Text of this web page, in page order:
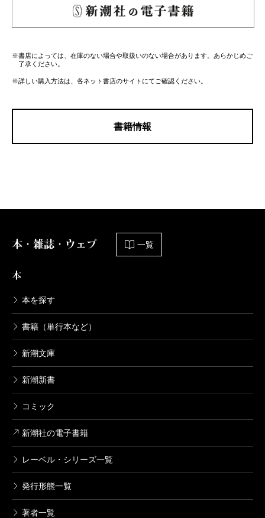
※書店によっては、在庫のない場合や取扱いのない場合があります。あらかじめご
了承ください。
※詳しい購入方法は、各ネット書店のサイトにてご確認ください。
書籍情報
本・雑誌・ウェブ 一覧
本
本を探す
書籍（単行本など）
新潮文庫
新潮新書
コミック
新潮社の電子書籍
レーベル・シリーズ一覧
発行形態一覧
著者一覧